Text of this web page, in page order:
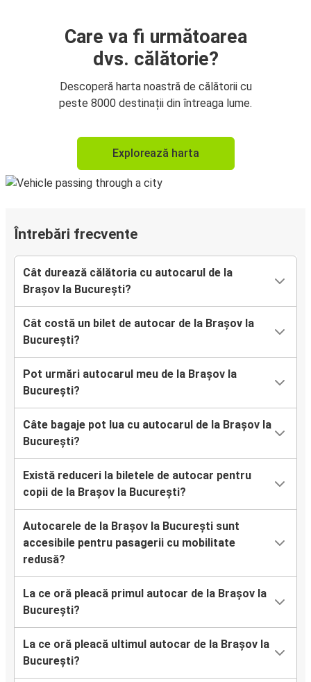
Care va fi următoarea
dvs. călătorie?
Descoperă harta noastră de călătorii cu
peste 8000 destinații din întreaga lume.
Explorează harta
Întrebări frecvente
Cât durează călătoria cu autocarul de la
Brașov la București?
Cât costă un bilet de autocar de la Brașov la
București?
Pot urmări autocarul meu de la Brașov la
București?
Câte bagaje pot lua cu autocarul de la Brașov la
București?
Există reduceri la biletele de autocar pentru
copii de la Brașov la București?
Autocarele de la Brașov la București sunt
accesibile pentru pasagerii cu mobilitate
redusă?
La ce oră pleacă primul autocar de la Brașov la
București?
La ce oră pleacă ultimul autocar de la Brașov la
București?